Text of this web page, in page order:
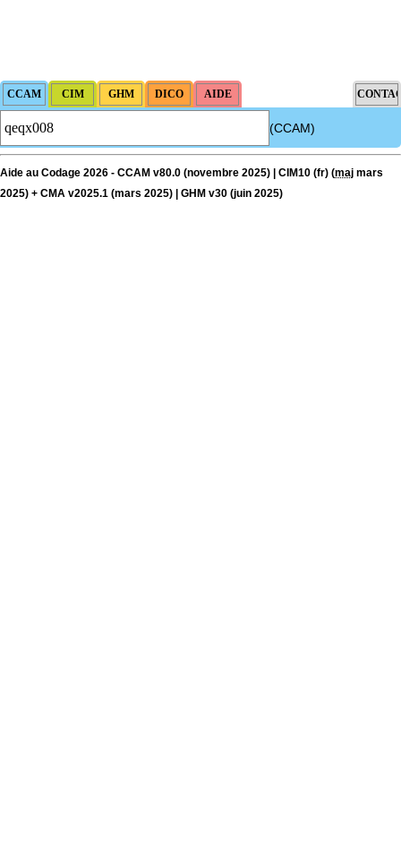
(CCAM)
Aide au Codage 2026 - CCAM v80.0 (novembre 2025) | CIM10 (fr) (maj mars
2025) + CMA v2025.1 (mars 2025) | GHM v30 (juin 2025)